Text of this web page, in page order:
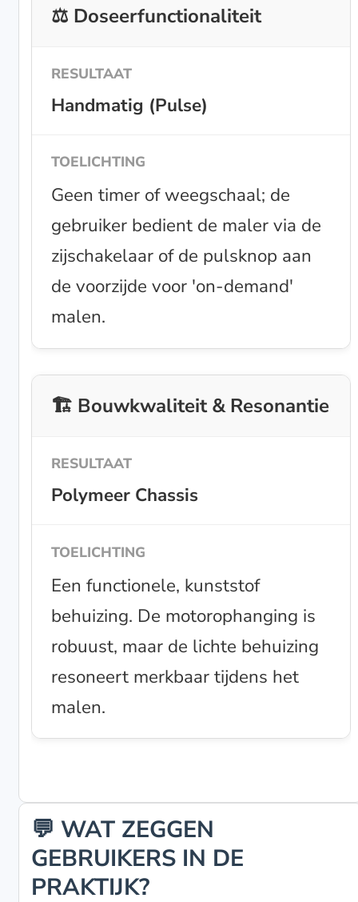
⚖️ Doseerfunctionaliteit
Handmatig (Pulse)
Geen timer of weegschaal; de
gebruiker bedient de maler via de
zijschakelaar of de pulsknop aan
de voorzijde voor 'on-demand'
malen.
🏗️ Bouwkwaliteit & Resonantie
Polymeer Chassis
Een functionele, kunststof
behuizing. De motorophanging is
robuust, maar de lichte behuizing
resoneert merkbaar tijdens het
malen.
💬 WAT ZEGGEN
GEBRUIKERS IN DE
PRAKTIJK?